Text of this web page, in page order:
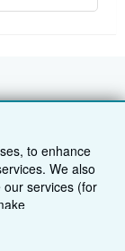
to enhance
We also
our services (for
cookies to